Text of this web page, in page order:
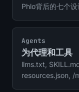
Phlo背后的七个设
Agents
为代理和工具
llms.txt,
resources.json, /